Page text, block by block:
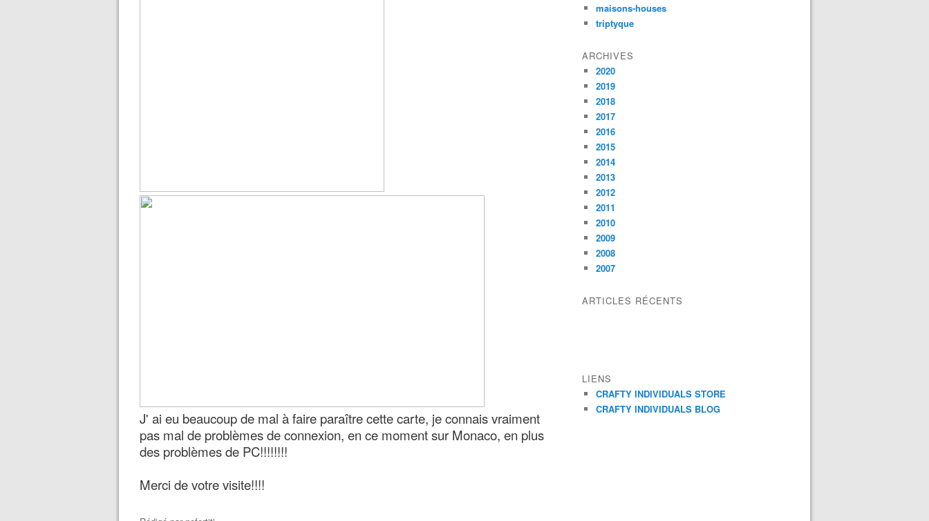
J' ai eu beaucoup de mal à faire paraître cette carte, je connais vraiment
pas mal de problèmes de connexion, en ce moment sur Monaco, en plus
des problèmes de PC!!!!!!!!
Merci de votre visite!!!!
maisons-houses
triptyque
ARCHIVES
2020
2019
2018
2017
2016
2015
2014
2013
2012
2011
2010
2009
2008
2007
ARTICLES RÉCENTS
LIENS
CRAFTY INDIVIDUALS STORE
CRAFTY INDIVIDUALS BLOG